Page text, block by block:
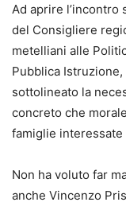
Ad aprire
del Consigliere
metelliani alle
Pubblica
sottolineato la
concreto che
famiglie interessate
Non ha voluto far
anche Vincenzo